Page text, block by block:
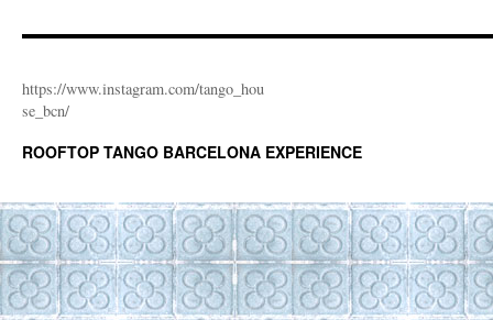
https://www.instagram.com/tango_hou
se_bcn/
ROOFTOP TANGO BARCELONA EXPERIENCE